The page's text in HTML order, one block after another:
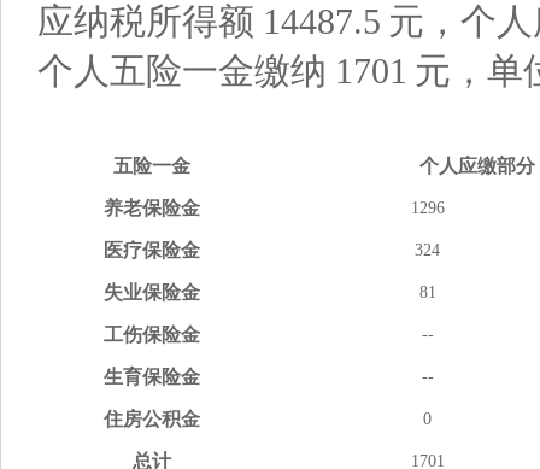
应纳税所得额 14487.5 元，个
个人五险一金缴纳 1701 元，单
五险一金 个人应缴部分
养老保险金 1296
医疗保险金 324
失业保险金 81
工伤保险金 --
生育保险金 --
住房公积金 0
总计 1701